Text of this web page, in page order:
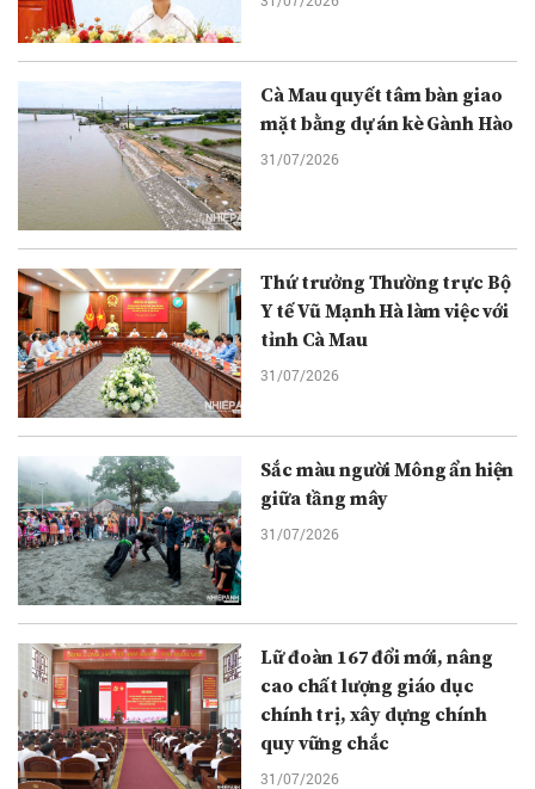
Cà Mau quyết tâm bàn giao
mặt bằng dự án kè Gành Hào
31/07/2026
Thứ trưởng Thường trực Bộ
Y tế Vũ Mạnh Hà làm việc với
tỉnh Cà Mau
31/07/2026
Sắc màu người Mông ẩn hiện
giữa tầng mây
31/07/2026
Lữ đoàn 167 đổi mới, nâng
cao chất lượng giáo dục
chính trị, xây dựng chính
quy vững chắc
31/07/2026